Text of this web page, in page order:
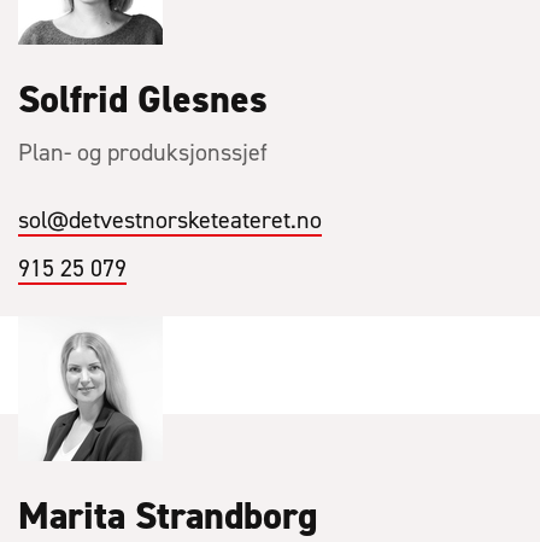
Solfrid Glesnes
Plan- og produksjonssjef
sol@detvestnorsketeateret.no
915 25 079
Marita Strandborg